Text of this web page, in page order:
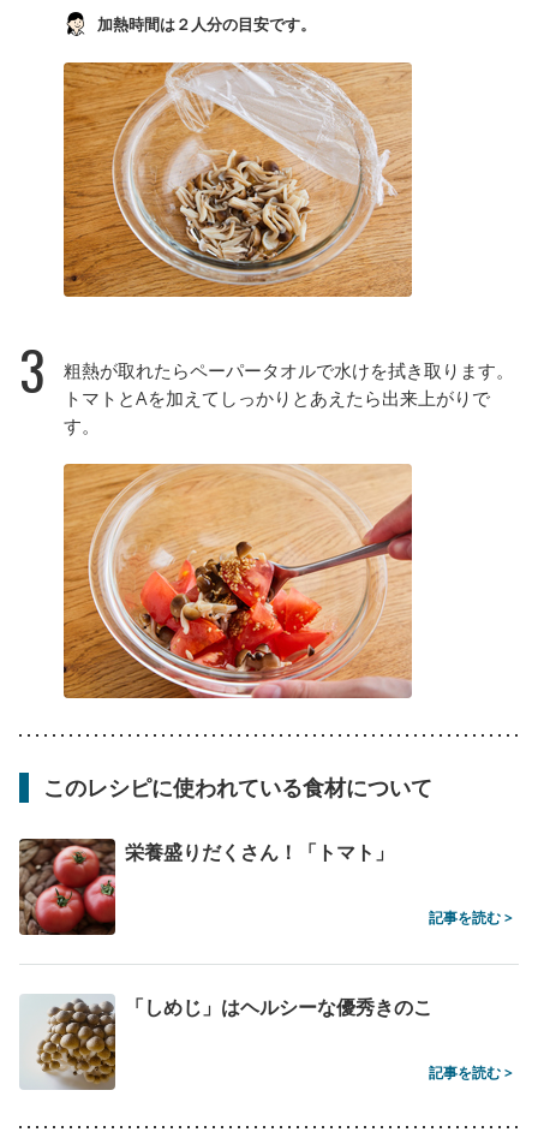
加熱時間は２人分の目安です。
3
粗熱が取れたらペーパータオルで水けを拭き取ります。
トマトとAを加えてしっかりとあえたら出来上がりで
す。
このレシピに使われている食材について
栄養盛りだくさん！「トマト」
記事を読む >
「しめじ」はヘルシーな優秀きのこ
記事を読む >